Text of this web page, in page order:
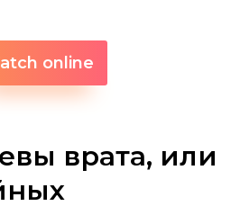
online
врата, или